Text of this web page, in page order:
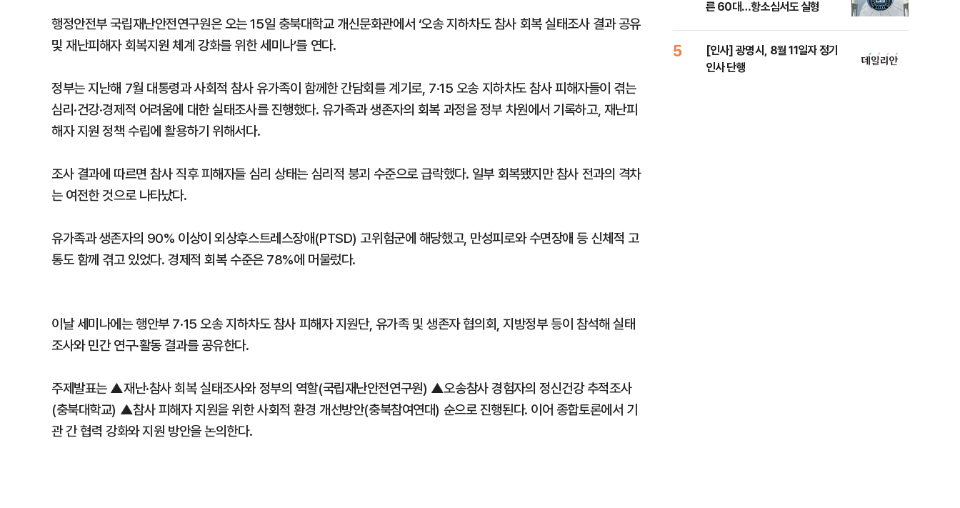
행정안전부 국립재난안전연구원은 오는 15일 충북대학교 개신문화관에서 ‘오송 지하차도 참사 회복 실태조사 결과 공유
및 재난피해자 회복지원 체계 강화를 위한 세미나’를 연다.
정부는 지난해 7월 대통령과 사회적 참사 유가족이 함께한 간담회를 계기로, 7·15 오송 지하차도 참사 피해자들이 겪는
심리·건강·경제적 어려움에 대한 실태조사를 진행했다. 유가족과 생존자의 회복 과정을 정부 차원에서 기록하고, 재난피
해자 지원 정책 수립에 활용하기 위해서다.
조사 결과에 따르면 참사 직후 피해자들 심리 상태는 심리적 붕괴 수준으로 급락했다. 일부 회복됐지만 참사 전과의 격차
는 여전한 것으로 나타났다.
유가족과 생존자의 90% 이상이 외상후스트레스장애(PTSD) 고위험군에 해당했고, 만성피로와 수면장애 등 신체적 고
통도 함께 겪고 있었다. 경제적 회복 수준은 78%에 머물렀다.
이날 세미나에는 행안부 7·15 오송 지하차도 참사 피해자 지원단, 유가족 및 생존자 협의회, 지방정부 등이 참석해 실태
조사와 민간 연구·활동 결과를 공유한다.
주제발표는 ▲재난·참사 회복 실태조사와 정부의 역할(국립재난안전연구원) ▲오송참사 경험자의 정신건강 추적조사
(충북대학교) ▲참사 피해자 지원을 위한 사회적 환경 개선방안(충북참여연대) 순으로 진행된다. 이어 종합토론에서 기
관 간 협력 강화와 지원 방안을 논의한다.
른 60대…항소심서도 실형
5
[인사] 광명시, 8월 11일자 정기
인사 단행